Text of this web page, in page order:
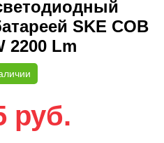
SKE COB
2200 Lm
руб.